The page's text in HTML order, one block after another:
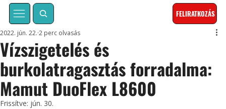
FELIRATKOZÁS
Vízszigetelés és
burkolatragasztás forradalma:
Mamut DuoFlex L8600
2022. jún. 22. 2 perc olvasás
Frissítve: jún. 30.